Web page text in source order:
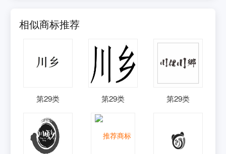
相似商标推荐
第29类 第29类 第29类